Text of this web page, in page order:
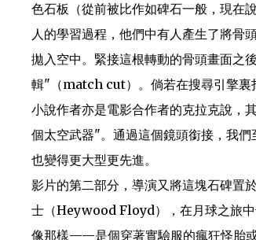
色石板（從前被比作如碑石一般，現在
人的學習過程，他們中有人產生了將骨
拋入空中。緊接這根轉動的骨頭畫面之
輯"（match cut）。倘若在搜尋引擎裏
小說作者亦是電影合作者的克拉克說，
個太空武器"。通過這個鏡頭銜接，我
也變得更大型更先進。
影片的第二部分，導演又將這塊石碑
士（Heywood Floyd），在月球之旅中
像那樣——是個穿著實驗服的瘋狂怪胎